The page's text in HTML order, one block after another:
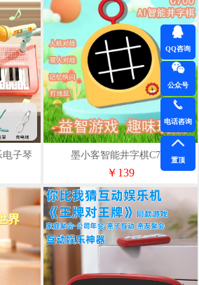
电子琴 墨小客智能井字棋C700
￥139
QQ咨询
公众号
电话咨询
置顶